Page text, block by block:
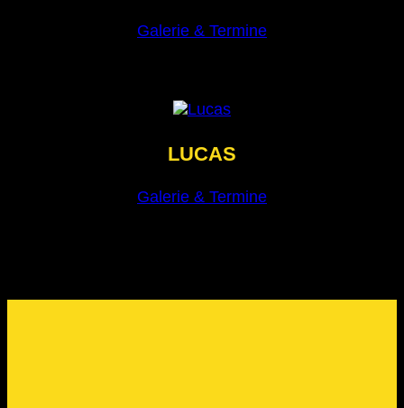
Galerie & Termine
LUCAS
Galerie & Termine